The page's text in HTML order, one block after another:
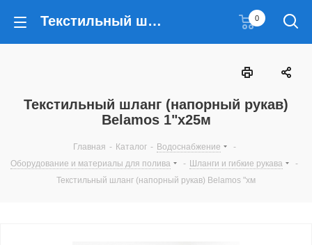
Текстильный шланг (напорный рукав) Belamos 1"х25м 0
Текстильный шланг (напорный рукав)
Belamos 1"х25м
Главная - Каталог - Водоснабжение
-
Оборудование и материалы для полива
- Шланги и гибкие рукава
-
Текстильный шланг (напорный рукав) Belamos "хм